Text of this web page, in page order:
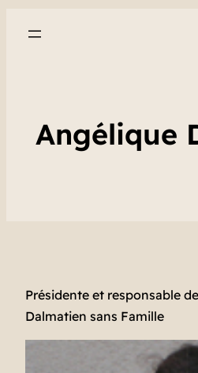
Angélique
Présidente et responsable
Dalmatien sans Famille